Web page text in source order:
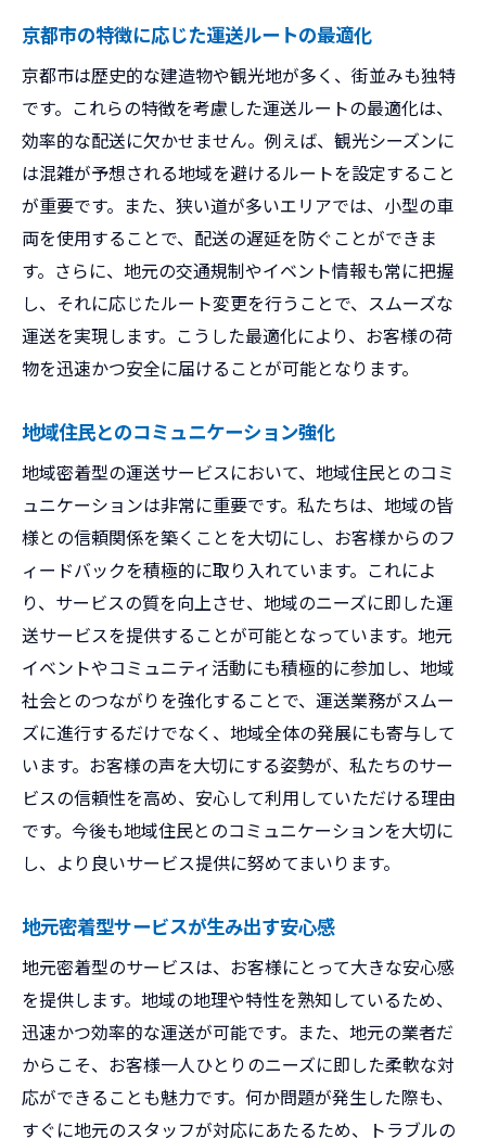
京都市の特徴に応じた運送ルートの最適化
京都市は歴史的な建造物や観光地が多く、街並みも独特
です。これらの特徴を考慮した運送ルートの最適化は、
効率的な配送に欠かせません。例えば、観光シーズンに
は混雑が予想される地域を避けるルートを設定すること
が重要です。また、狭い道が多いエリアでは、小型の車
両を使用することで、配送の遅延を防ぐことができま
す。さらに、地元の交通規制やイベント情報も常に把握
し、それに応じたルート変更を行うことで、スムーズな
運送を実現します。こうした最適化により、お客様の荷
物を迅速かつ安全に届けることが可能となります。
地域住民とのコミュニケーション強化
地域密着型の運送サービスにおいて、地域住民とのコミ
ュニケーションは非常に重要です。私たちは、地域の皆
様との信頼関係を築くことを大切にし、お客様からのフ
ィードバックを積極的に取り入れています。これによ
り、サービスの質を向上させ、地域のニーズに即した運
送サービスを提供することが可能となっています。地元
イベントやコミュニティ活動にも積極的に参加し、地域
社会とのつながりを強化することで、運送業務がスムー
ズに進行するだけでなく、地域全体の発展にも寄与して
います。お客様の声を大切にする姿勢が、私たちのサー
ビスの信頼性を高め、安心して利用していただける理由
です。今後も地域住民とのコミュニケーションを大切に
し、より良いサービス提供に努めてまいります。
地元密着型サービスが生み出す安心感
地元密着型のサービスは、お客様にとって大きな安心感
を提供します。地域の地理や特性を熟知しているため、
迅速かつ効率的な運送が可能です。また、地元の業者だ
からこそ、お客様一人ひとりのニーズに即した柔軟な対
応ができることも魅力です。何か問題が発生した際も、
すぐに地元のスタッフが対応にあたるため、トラブルの